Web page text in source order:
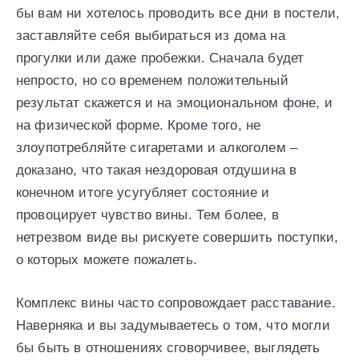
бы вам ни хотелось проводить все дни в постели,
заставляйте себя выбираться из дома на
прогулки или даже пробежки. Сначала будет
непросто, но со временем положительный
результат скажется и на эмоциональном фоне, и
на физической форме. Кроме того, не
злоупотребляйте сигаретами и алкоголем –
доказано, что такая нездоровая отдушина в
конечном итоге усугубляет состояние и
провоцирует чувство вины. Тем более, в
нетрезвом виде вы рискуете совершить поступки,
о которых можете пожалеть.
Комплекс вины часто сопровождает расставание.
Наверняка и вы задумываетесь о том, что могли
бы быть в отношениях сговорчивее, выглядеть